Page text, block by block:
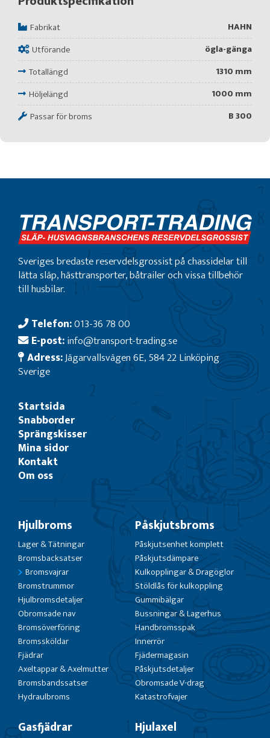
Fabrikat
HAHN
Utförande
ögla-gänga
Totallängd
1310 mm
Höljelängd
1000 mm
Passar för broms
B 300
Sveriges bredaste reservdelsgrossist på chassidelar till
lätta släp, hästtransporter, båtrailer och vissa tillbehör
till husbilar.
Telefon:013-36 78 00
E-post:info@transport-trading.se
Adress:Jägarvallsvägen 6E, 584 22 Linköping
Sverige
Startsida
Snabborder
Sprängskisser
Mina sidor
Kontakt
Om oss
Hjulbroms
Lager & Tätningar
Bromsbacksatser
Bromsvajrar
Bromstrummor
Hjulbromsdetaljer
Obromsade nav
Bromsöverföring
Bromssköldar
Fjädrar
Axeltappar & Axelmutter
Bromsbandssatser
Hydraulbroms
Påskjutsbroms
Påskjutsenhet komplett
Påskjutsdämpare
Kulkopplingar & Dragöglor
Stöldlås för kulkoppling
Gummibälgar
Bussningar & Lagerhus
Handbromsspak
Innerrör
Fjädermagasin
Påskjutsdetaljer
Obromsade V-drag
Katastrofvajer
Gasfjädrar Hjulaxel